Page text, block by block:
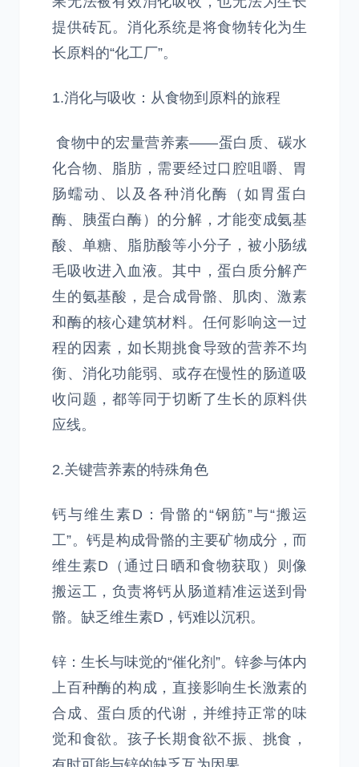
提供砖瓦。消化系统是将食物转化为生
长原料的“化工厂”。
1.消化与吸收：从食物到原料的旅程
食物中的宏量营养素——蛋白质、碳水
化合物、脂肪，需要经过口腔咀嚼、胃
肠蠕动、以及各种消化酶（如胃蛋白
酶、胰蛋白酶）的分解，才能变成氨基
酸、单糖、脂肪酸等小分子，被小肠绒
毛吸收进入血液。其中，蛋白质分解产
生的氨基酸，是合成骨骼、肌肉、激素
和酶的核心建筑材料。任何影响这一过
程的因素，如长期挑食导致的营养不均
衡、消化功能弱、或存在慢性的肠道吸
收问题，都等同于切断了生长的原料供
应线。
2.关键营养素的特殊角色
钙与维生素D：骨骼的“钢筋”与“搬运
工”。钙是构成骨骼的主要矿物成分，而
维生素D（通过日晒和食物获取）则像
搬运工，负责将钙从肠道精准运送到骨
骼。缺乏维生素D，钙难以沉积。
锌：生长与味觉的“催化剂”。锌参与体内
上百种酶的构成，直接影响生长激素的
合成、蛋白质的代谢，并维持正常的味
觉和食欲。孩子长期食欲不振、挑食，